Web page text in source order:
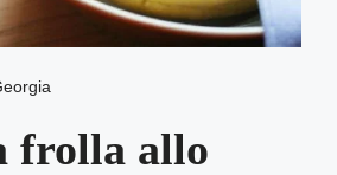
frolla allo